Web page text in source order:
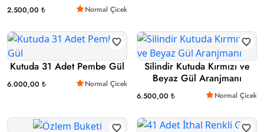
2.500,00 ₺ Normal Çicek
Kutuda 31 Adet Pembe Gül
6.000,00 ₺ Normal Çicek
Silindir Kutuda Kırmızı ve
Beyaz Gül Aranjmanı
6.500,00 ₺ Normal Çicek